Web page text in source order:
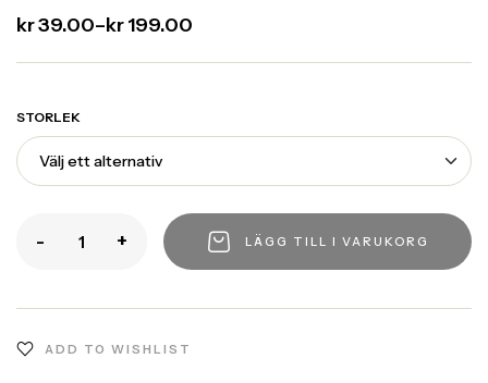
kr39.00–kr199.00
STORLEK
- + LÄGG TILL I VARUKORG
ADD TO WISHLIST